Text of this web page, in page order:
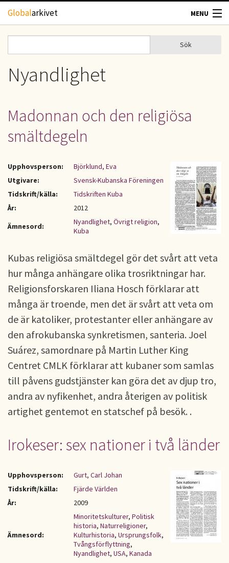
Hoppa till huvudinnehåll
Globalarkivet MENU
TIDSKRIFTER
UPPHOVSRÄTT
KONTAKT
Sökformulär
Sök
Nyandlighet
Madonnan och den religiösa
smältdegeln
Upphovsperson:
Björklund, Eva
Utgivare:
Svensk-Kubanska Föreningen
Tidskrift/källa:
Tidskriften Kuba
År:
2012
Ämnesord:
Nyandlighet, Övrigt religion,
Kuba
Kubas religiösa smältdegel gör det svårt att veta
hur många anhängare olika trosriktningar har.
Religionsforskaren Iliana Hosch förklarar att
många är troende, men det är svårt att veta om
de är katoliker, protestanter eller anhängare av
den afrokubanska synkretismen, santeria. Joel
Suárez, samordnare på Martin Luther King
Centret CMLK förklarar att kubaner som samlas
till påvens gudstjänster kan göra det av djup tro,
andra av nyfikenhet, andra återigen av politisk
artighet gentemot en statschef på besök. .
Irokeser: sex nationer i två länder
Upphovsperson:
Gurt, Carl Johan
Tidskrift/källa:
Fjärde Världen
År:
2009
Ämnesord:
Minoritetskulturer, Politisk
historia, Naturreligioner,
Kulturhistoria, Ursprungsfolk,
Tvångsförflyttning,
Nyandlighet, USA, Kanada